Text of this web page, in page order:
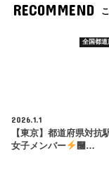
RECOMMEND
全国都道
2026.1.1
【東京】都道府県対抗
女子メンバー
࿠…